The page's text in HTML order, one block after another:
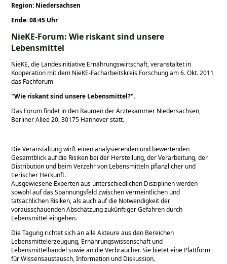
Region: Niedersachsen
Ende: 08:45 Uhr
NieKE-Forum: Wie riskant sind unsere
Lebensmittel
NieKE, die Landesinitiative Ernährungswirtschaft, veranstaltet in
Kooperation mit dem NieKE-Facharbeitskreis Forschung am 6. Okt. 2011
das Fachforum
Wie riskant sind unsere Lebensmittel? .
Das Forum findet in den Räumen der Ärztekammer Niedersachsen,
Berliner Allee 20, 30175 Hannover statt.
Die Veranstaltung wirft einen analysierenden und bewertenden
Gesamtblick auf die Risiken bei der Herstellung, der Verarbeitung, der
Distribution und beim Verzehr von Lebensmitteln pflanzlicher und
tierischer Herkunft.
Ausgewiesene Experten aus unterschiedlichen Disziplinen werden
sowohl auf das Spannungsfeld zwischen vermeintlichen und
tatsächlichen Risiken, als auch auf die Notwendigkeit der
vorausschauenden Abschätzung zukünftiger Gefahren durch
Lebensmittel eingehen.
Die Tagung richtet sich an alle Akteure aus den Bereichen
Lebensmittelerzeugung, Ernährungswissenschaft und
Lebensmittelhandel sowie an die Verbraucher. Sie bietet eine Plattform
für Wissensaustausch, Information und Diskussion.